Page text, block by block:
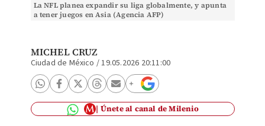
La NFL planea expandir su liga globalmente, y apunta
a tener juegos en Asia (Agencia AFP)
MICHEL CRUZ
Ciudad de México /19.05.2026 20:11:00
Únete al canal de Milenio